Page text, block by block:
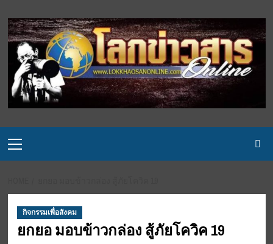
to
content
Menu
กิจกรรมเพื่อสังคม
ยกยอ มอบข้าวกล่อง สู้ภัยโควิค 19